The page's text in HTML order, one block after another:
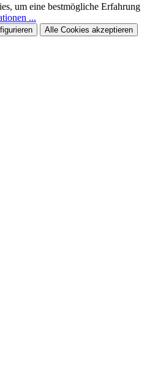
um eine bestmögliche Erfahrung
...
Alle Cookies akzeptieren